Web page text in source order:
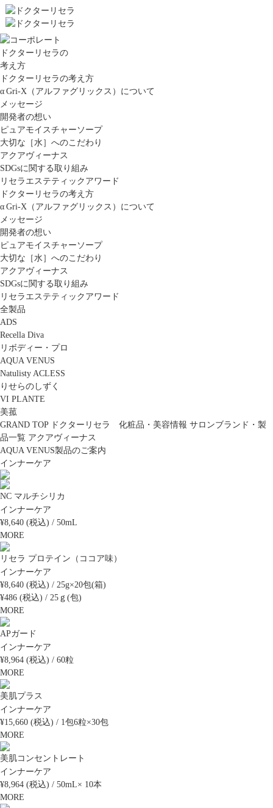
ドクターリセラの
考え方
ドクターリセラの考え方
α Gri-X（アルファグリックス）について
メッセージ
開発者の想い
ピュアモイスチャーソープ
大切な［水］へのこだわり
アクアヴィーナス
SDGsに関する取り組み
リセラエステティックアワード
ドクターリセラの考え方
α Gri-X（アルファグリックス）について
メッセージ
開発者の想い
ピュアモイスチャーソープ
大切な［水］へのこだわり
アクアヴィーナス
SDGsに関する取り組み
リセラエステティックアワード
全製品
ADS
Recella Diva
リボディー・プロ
AQUA VENUS
Natulisty ACLESS
りせらのしずく
VI PLANTE
美菰
GRAND TOP
ドクターリセラ 化粧品・美容情報 サロンブランド・製
品一覧 アクアヴィーナス
AQUA VENUS製品のご案内
インナーケア
NC マルチシリカ
インナーケア
¥8,640 (税込) / 50mL
MORE
リセラ プロテイン（ココア味）
インナーケア
¥8,640 (税込) / 25g×20包(箱)
¥486 (税込) / 25ｇ(包)
MORE
APガード
インナーケア
¥8,964 (税込) / 60粒
MORE
美肌プラス
インナーケア
¥15,660 (税込) / 1包6粒×30包
MORE
美肌コンセントレート
インナーケア
¥8,964 (税込) / 50mL× 10本
MORE